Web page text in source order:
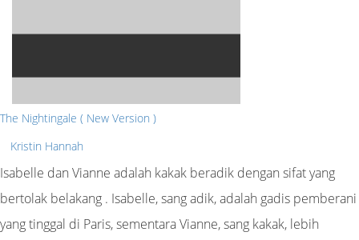
The Nightingale ( New Version )
Kristin Hannah
Isabelle dan Vianne adalah kakak beradik dengan sifat yang
bertolak belakang . Isabelle, sang adik, adalah gadis pemberani
yang tinggal di Paris, sementara Vianne, sang kakak, lebih